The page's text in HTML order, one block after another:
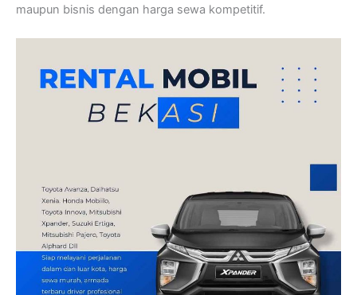
maupun bisnis dengan harga sewa kompetitif.